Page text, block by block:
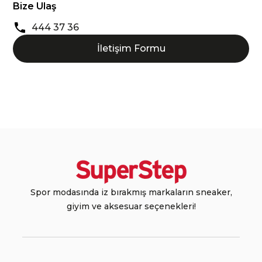
Bize Ulaş
444 37 36
İletişim Formu
Spor modasında iz bırakmış markaların sneaker,
giyim ve aksesuar seçenekleri!